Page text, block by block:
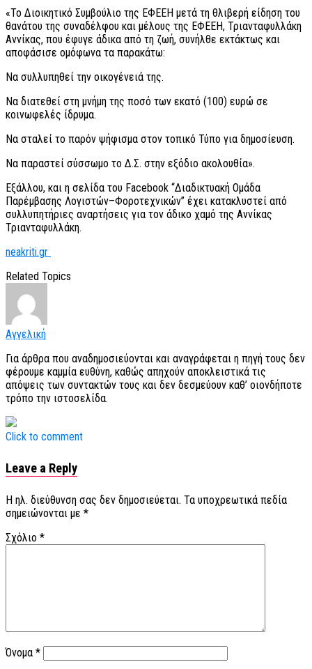
«Το Διοικητικό Συμβούλιο της ΕΦΕΕΗ μετά τη θλιβερή είδηση του
θανάτου της συναδέλφου και μέλους της ΕΦΕΕΗ, Τριανταφυλλάκη
Αννίκας, που έφυγε άδικα από τη ζωή, συνήλθε εκτάκτως και
αποφάσισε ομόφωνα τα παρακάτω:
Να συλλυπηθεί την οικογένειά της.
Να διατεθεί στη μνήμη της ποσό των εκατό (100) ευρώ σε
κοινωφελές ίδρυμα.
Να σταλεί το παρόν ψήφισμα στον τοπικό Τύπο για δημοσίευση.
Να παραστεί σύσσωμο το Δ.Σ. στην εξόδιο ακολουθία».
Εξάλλου, και η σελίδα του Facebook “Διαδικτυακή Ομάδα
Παρέμβασης Λογιστών–Φοροτεχνικών” έχει κατακλυστεί από
συλλυπητήριες αναρτήσεις για τον άδικο χαμό της Αννίκας
Τριανταφυλλάκη.
neakriti.gr
Related Topics
Αγγελική
Για άρθρα που αναδημοσιεύονται και αναγράφεται η πηγή τους δεν
φέρουμε καμμία ευθύνη, καθώς απηχούν αποκλειστικά τις
απόψεις των συντακτών τους και δεν δεσμεύουν καθ’ οιονδήποτε
τρόπο την ιστοσελίδα.
Click to comment
Leave a Reply
Η ηλ. διεύθυνση σας δεν δημοσιεύεται. Τα υποχρεωτικά πεδία
σημειώνονται με *
Σχόλιο *
Όνομα *